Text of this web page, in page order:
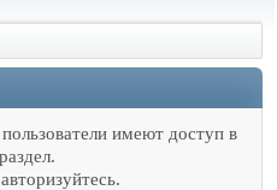
имеют доступ в